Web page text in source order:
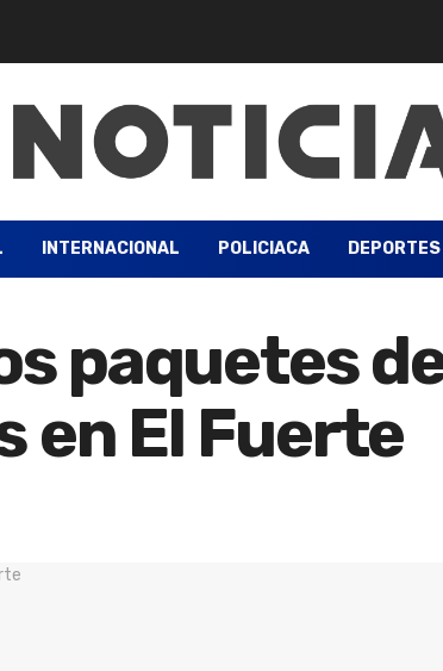
INTERNACIONAL POLICIACA DEPORTES
paquetes
en El Fuerte